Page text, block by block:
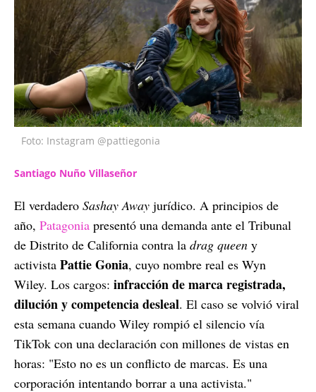
Foto: Instagram @pattiegonia
Santiago Nuño Villaseñor
El verdadero Sashay Away jurídico. A principios de
año, Patagonia presentó una demanda ante el Tribunal
de Distrito de California contra la drag queen y
activista Pattie Gonia, cuyo nombre real es Wyn
Wiley. Los cargos: infracción de marca registrada,
dilución y competencia desleal. El caso se volvió viral
esta semana cuando Wiley rompió el silencio vía
TikTok con una declaración con millones de vistas en
horas: "Esto no es un conflicto de marcas. Es una
corporación intentando borrar a una activista."